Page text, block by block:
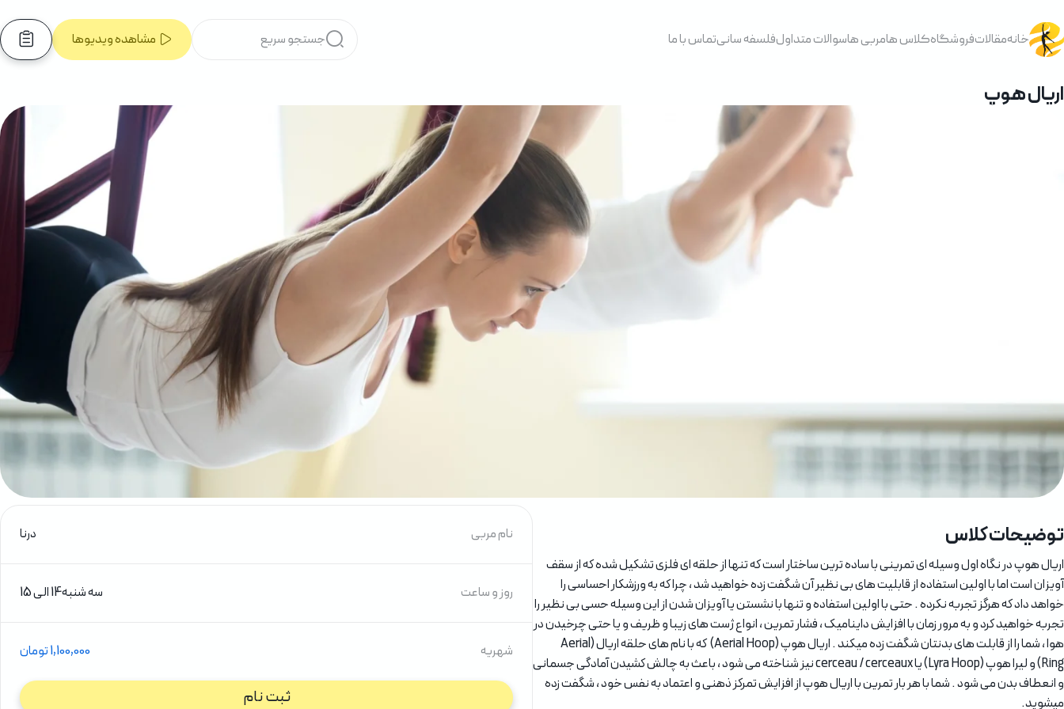
خانهمقالاتفروشگاهکلاس هامربی هاسوالات متداولفلسفه سانیتماس با ما مشاهده ویدیوها
ثبت سفارش
اریال هوپ
توضیحات کلاس
اریال هوپ در نگاه اول وسیله ای تمرینی با ساده ترین ساختار است که تنها از حلقه ای فلزی تشکیل شده که از سقف
آویزان است اما با اولین استفاده از قابلیت های بی نظیر آن شگفت زده خواهید شد ، چرا که به ورزشکار احساسی را
خواهد داد که هرگز تجربه نکرده . حتی با اولین استفاده و تنها با نشستن یا آویزان شدن از این وسیله حسی بی نظیر را
تجربه خواهید کرد و به مرور زمان با افزایش داینامیک ، فشار تمرین ، انواع ژست های زیبا و ظریف و یا حتی چرخیدن در
هوا ، شما را از قابلت های بدنتان شگفت زده میکند . اریال هوپ (Aerial Hoop) که با نام های حلقه اریال (Aerial
Ring) و لیرا هوپ (Lyra Hoop) یا cerceau / cerceaux نیز شناخته می شود ، باعث به چالش کشیدن آمادگی جسمانی
و انعطاف بدن می شود . شما با هر بار تمرین با اریال هوپ از افزایش تمرکز ذهنی و اعتماد به نفس خود ، شگفت زده
میشوید.
نام مربی درنا
روز و ساعت سه شنبه14 الی 15
شهریه 1,100,000 تومان
ثبت نام